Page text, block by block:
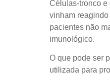
Células-tronco
vinham
pacientes não
imunológico.
O que pode ser
utilizada para